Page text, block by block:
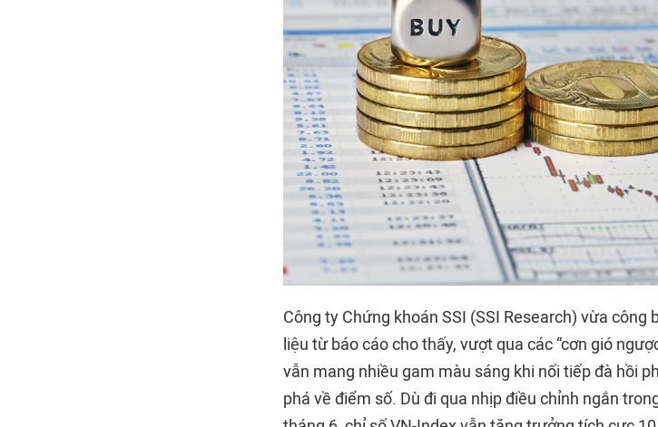
Công ty Chứng khoán SSI (SSI Research) vừa
liệu từ báo cáo cho thấy, vượt qua các “cơn gió
vẫn mang nhiều gam màu sáng khi nối tiếp đà hồi
phá về điểm số. Dù đi qua nhịp điều chỉnh ngắn